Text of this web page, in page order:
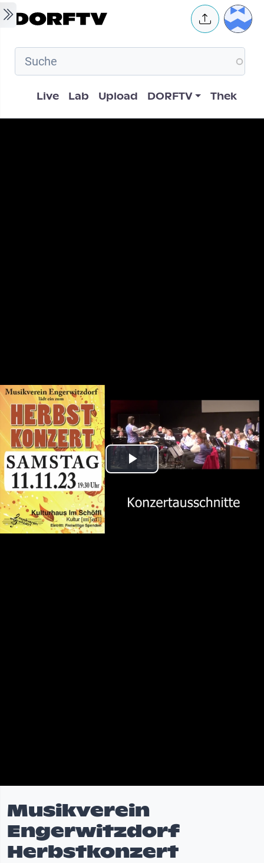
Skip to main content User
Hauptnavigation
Live Lab Upload DORFTV Thek
Play
Video
Musikverein
Engerwitzdorf
Herbstkonzert